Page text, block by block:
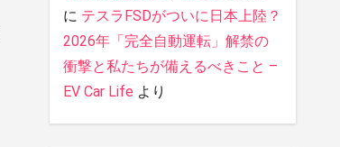
に テスラFSDがついに日本上陸？
2026年「完全自動運転」解禁の
衝撃と私たちが備えるべきこと –
EV Car Life より